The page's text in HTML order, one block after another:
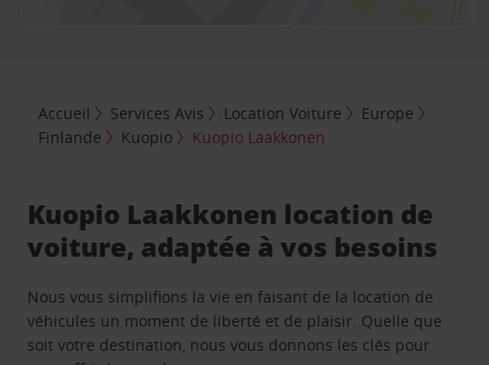
Accueil Services Avis Location Voiture
Europe
Finlande
Kuopio Kuopio Laakkonen
Kuopio Laakkonen location de
voiture, adaptée à vos besoins
Nous vous simplifions la vie en faisant de la location de
véhicules un moment de liberté et de plaisir. Quelle que
soit votre destination, nous vous donnons les clés pour